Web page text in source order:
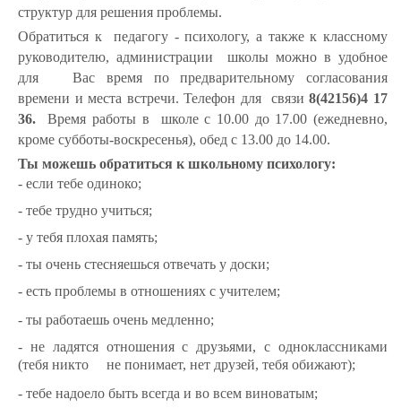
структур для решения проблемы.
Обратиться к педагогу - психологу, а также к классному
руководителю, администрации школы можно в удобное
для Вас время по предварительному согласования
времени и места встречи. Телефон для связи8(42156)4 17
36.
Время работы в школе с 10.00 до 17.00 (ежедневно,
кроме субботы-воскресенья), обед с 13.00 до 14.00.
Ты можешь обратиться к школьному психологу:
- если тебе одиноко;
- тебе трудно учиться;
- у тебя плохая память;
- ты очень стесняешься отвечать у доски;
- есть проблемы в отношениях с учителем;
- ты работаешь очень медленно;
- не ладятся отношения с друзьями, с одноклассниками
(тебя никто не понимает, нет друзей, тебя обижают);
- тебе надоело быть всегда и во всем виноватым;